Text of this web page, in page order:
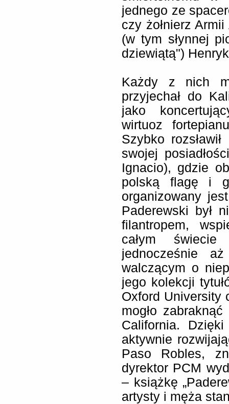
jednego ze
czy żołnierz
(w tym słynnej
dziewiątą")
Każdy z nich
przyjechał do
jako
wirtuoz
Szybko
swojej
Ignacio), gdzie
polską flagę i
organizowany
Paderewski był
filantropem,
całym
jednocześnie
walczącym o
jego kolekcji
Oxford University
mogło
California.
aktywnie
Paso Robles,
dyrektor PCM
– książkę
artysty i męża